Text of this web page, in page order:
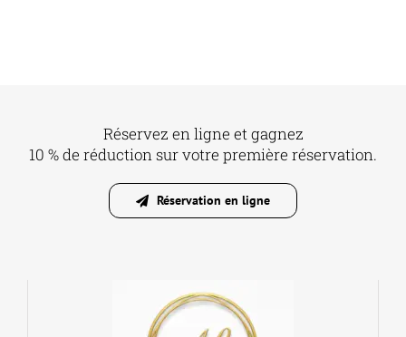
Réservez en ligne et gagnez
10 % de réduction sur votre première réservation.
Réservation en ligne